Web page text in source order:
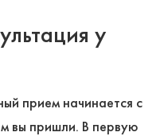
у
прием начинается с
вы пришли. В первую